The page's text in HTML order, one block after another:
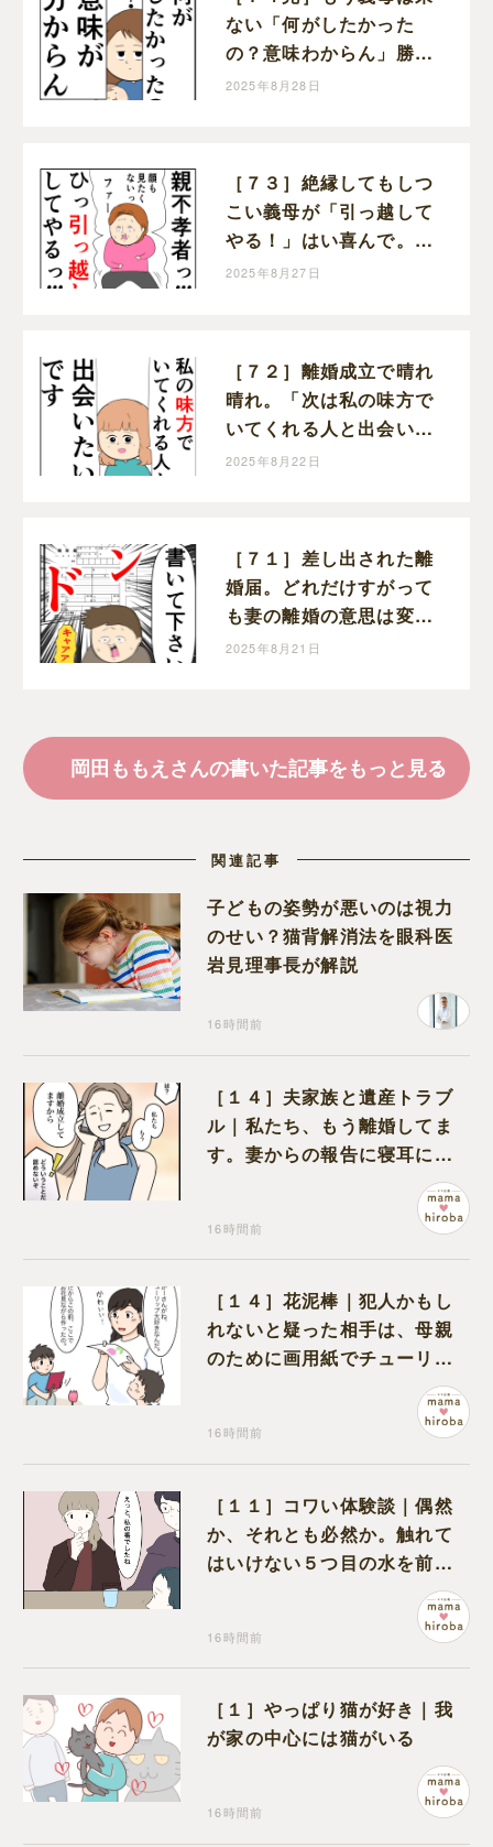
ない「何がしたかった
の？意味わからん」勝っ
た！クセ強義母に抗う嫁
2025年8月28日
［７３］絶縁してもしつ
こい義母が「引っ越して
やる！」はい喜んで。ク
セ強義母に抗う嫁達｜岡
2025年8月27日
［７２］離婚成立で晴れ
晴れ。「次は私の味方で
いてくれる人と出会いた
い」と前を向く。クセ強
2025年8月22日
［７１］差し出された離
婚届。どれだけすがって
も妻の離婚の意思は変わ
らない。クセ強義母に抗
2025年8月21日
岡田ももえさんの書いた記事をもっと見る
関連記事
子どもの姿勢が悪いのは視力
のせい？猫背解消法を眼科医
岩見理事長が解説
16時間前
［１４］夫家族と遺産トラブ
ル｜私たち、もう離婚してま
す。妻からの報告に寝耳に水
16時間前
［１４］花泥棒｜犯人かもし
れないと疑った相手は、母親
のために画用紙でチューリッ
プを作っていただけだった
16時間前
［１１］コワい体験談｜偶然
か、それとも必然か。触れて
はいけない５つ目の水を前に
16時間前
［１］やっぱり猫が好き｜我
が家の中心には猫がいる
16時間前